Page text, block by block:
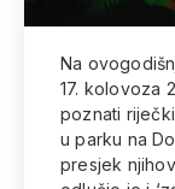
Na
17. kolovoza
poznati
u parku na
presjek